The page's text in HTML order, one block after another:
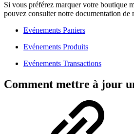
Si vous préférez marquer votre boutique
pouvez consulter notre documentation de
Evénements Paniers
Evénements Produits
Evénements Transactions
Comment mettre à jour